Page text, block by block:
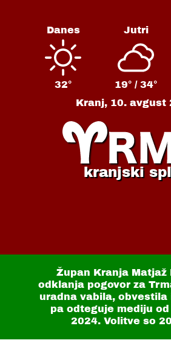
Danes
32°
Jutri
19° / 34°
Kranj, 10. avgust
kranjski
Župan Kranja Matjaž
odklanja pogovor za
uradna vabila, obvestila
pa odteguje mediju
2024. Volitve so